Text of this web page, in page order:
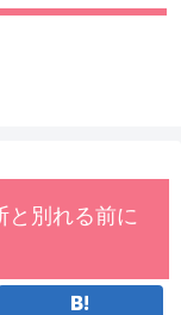
と別れる前に